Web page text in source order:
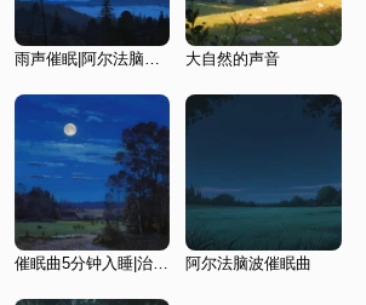
雨声催眠|阿尔法脑波催眠曲|助眠 大自然的声音
催眠曲5分钟入睡|治愈重度失眠|灵魂放松轻 阿尔法脑波催眠曲